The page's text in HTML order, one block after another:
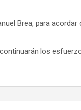
Brea, para
los